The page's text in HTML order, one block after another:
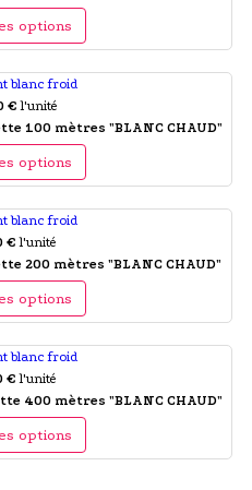
options
€ l'unité
100 mètres "BLANC CHAUD"
options
€ l'unité
200 mètres "BLANC CHAUD"
options
€ l'unité
400 mètres "BLANC CHAUD"
options